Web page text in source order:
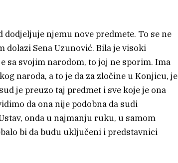
njemu nove predmete. To se ne
dolazi Sena Uzunović. Bila je visoki
sa svojim narodom, to joj ne sporim. Ima
naroda, a to je da za zločine u Konjicu, je
je preuzo taj predmet i sve koje je ona
da ona nije podobna da sudi
onda u najmanju ruku, u samom
bi da budu uključeni i predstavnici